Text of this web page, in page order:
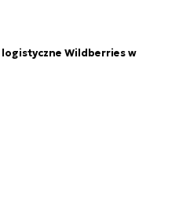
Wildberries w